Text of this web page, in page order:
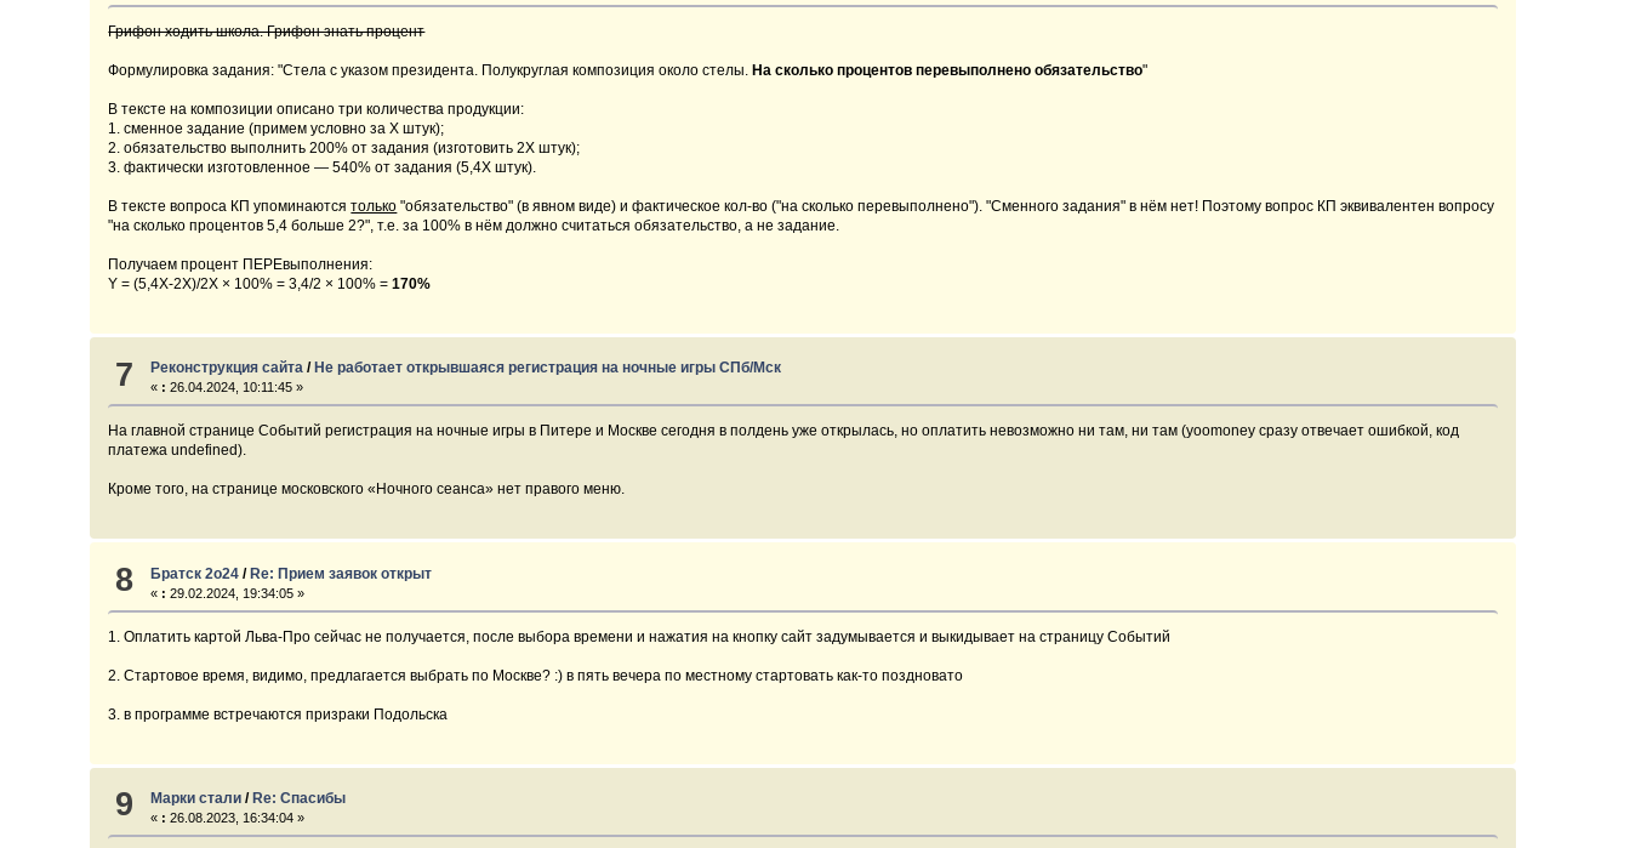
Грифон ходить школа. Грифон знать процент
Формулировка задания: "Стела с указом президента. Полукруглая композиция около стелы.На сколько процентов перевыполнено обязательство"
В тексте на композиции описано три количества продукции:
1. сменное задание (примем условно за X штук);
2. обязательство выполнить 200% от задания (изготовить 2X штук);
3. фактически изготовленное — 540% от задания (5,4X штук).
В тексте вопроса КП упоминаютсятолько "обязательство" (в явном виде) и фактическое кол-во ("на сколько перевыполнено"). "Сменного задания" в нём нет! Поэтому вопрос КП эквивалентен вопросу
"на сколько процентов 5,4 больше 2?", т.е. за 100% в нём должно считаться обязательство, а не задание.
Получаем процент ПЕРЕвыполнения:
Y = (5,4X-2X)/2X × 100% = 3,4/2 × 100% = 170%
7 Реконструкция сайта/ Не работает открывшаяся регистрация на ночные игры СПб/Мск
« : 26.04.2024, 10:11:45 »
На главной странице Событий регистрация на ночные игры в Питере и Москве сегодня в полдень уже открылась, но оплатить невозможно ни там, ни там (yoomoney сразу отвечает ошибкой, код
платежа undefined).
Кроме того, на странице московского «Ночного сеанса» нет правого меню.
8 Братск 2о24/Re: Прием заявок открыт
« : 29.02.2024, 19:34:05 »
1. Оплатить картой Льва-Про сейчас не получается, после выбора времени и нажатия на кнопку сайт задумывается и выкидывает на страницу Событий
2. Стартовое время, видимо, предлагается выбрать по Москве? :) в пять вечера по местному стартовать как-то поздновато
3. в программе встречаются призраки Подольска
9 Марки стали/ Re: Спасибы
« : 26.08.2023, 16:34:04 »